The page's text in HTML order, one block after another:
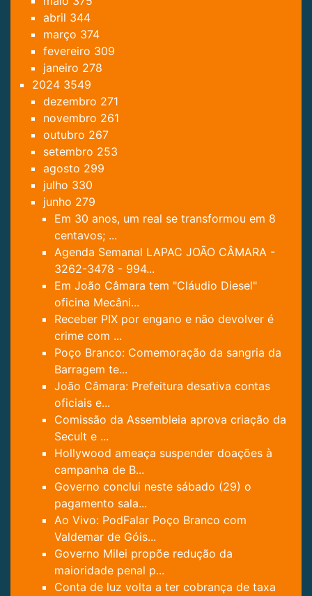
abril 344
março 374
fevereiro 309
janeiro 278
2024 3549
dezembro 271
novembro 261
outubro 267
setembro 253
agosto 299
julho 330
junho 279
Em 30 anos, um real se transformou em 8
centavos; ...
Agenda Semanal LAPAC JOÃO CÂMARA -
3262-3478 - 994...
Em João Câmara tem "Cláudio Diesel"
oficina Mecâni...
Receber PIX por engano e não devolver é
crime com ...
Poço Branco: Comemoração da sangria da
Barragem te...
João Câmara: Prefeitura desativa contas
oficiais e...
Comissão da Assembleia aprova criação da
Secult e ...
Hollywood ameaça suspender doações à
campanha de B...
Governo conclui neste sábado (29) o
pagamento sala...
Ao Vivo: PodFalar Poço Branco com
Valdemar de Góis...
Governo Milei propõe redução da
maioridade penal p...
Conta de luz volta a ter cobrança de taxa